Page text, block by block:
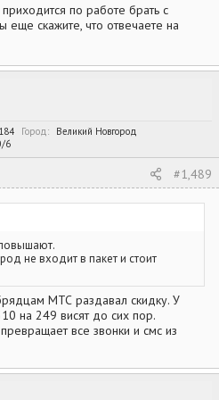
по работе брать с
еще скажите, что отвечаете на
184 Город
Великий Новгород
6
#1,489
не входит в пакет и стоит
МТС раздавал скидку. У
на 249 висят до сих пор.
все звонки и смс из